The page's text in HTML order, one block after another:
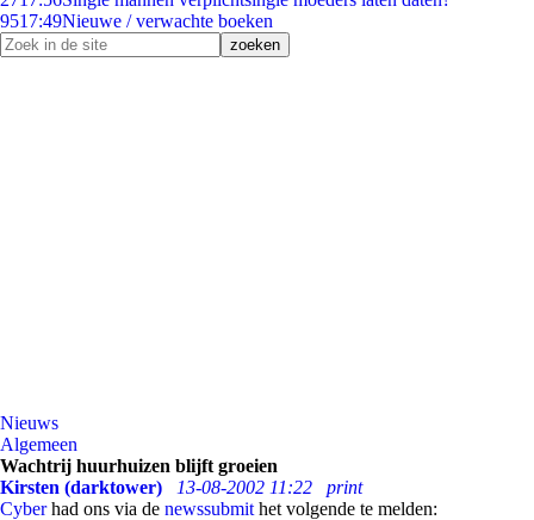
9517:49Nieuwe / verwachte boeken
Nieuws
Algemeen
Wachtrij huurhuizen blijft groeien
Kirsten (darktower)
13-08-2002 11:22
print
Cyberhad ons via de newssubmit het volgende te melden: